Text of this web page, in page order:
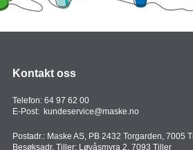
Kontakt oss
Telefon: 64 97 62 00
E-Post: kundeservice@maske.no
Postadr.: Maske AS, PB 2432 Torgarden, 7005
Besøksadr. Tiller: Løvåsmyra 2, 7093 Tiller